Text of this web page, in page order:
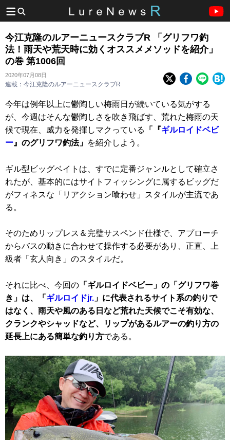
今江克隆のルアーニュースクラブR 「グリフワ釣
法！雨天や荒天時に効くオススメメソッドを紹介」
の巻 第1006回
2020年07月08日
連載：今江克隆のルアーニュースクラブR
今年は例年以上に鬱陶しい梅雨日が続いている気がする
が、今週はそんな鬱陶しさを吹き飛ばす、荒れた梅雨の天
候で現在、威力を発揮しマクっている
「『ギルロイドベビ
ー 』のグリフワ釣法」 を紹介しよう。
ギル型ビッグベイトは、すでに定番ジャンルとして確立さ
れたが、基本的にはサイトフィッシングに属するビッグだ
がフィネスな「リアクション喰わせ」スタイルが主流であ
る。
そのためリップレス＆完璧サスペンド仕様で、アプローチ
からバスの動きに合わせて操作する必要があり、正直、上
級者「玄人向き」のスタイルだ。
それに比べ、今回の 「ギルロイドベビー」の「グリフワ巻
き」は、「 ギルロイドjr. 」に代表されるサイト系の釣りで
はなく、雨天や風のある日など荒れた天候でこそ有効な、
クランクやシャッドなど、リップがあるルアーの釣り方の
延長上にある簡単な釣り方である。